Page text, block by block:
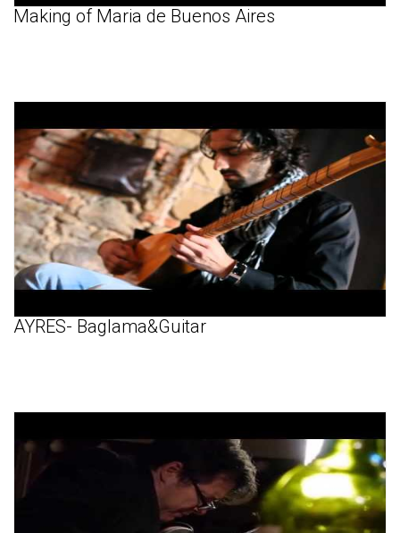
Making of Maria de Buenos Aires
AYRES- Baglama&Guitar